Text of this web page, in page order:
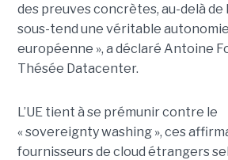
des preuves concrètes, au-delà de
sous-tend une véritable
européenne », a déclaré Antoine
Thésée Datacenter.
L’UE tient à se prémunir contre le
« sovereignty washing », ces
fournisseurs de cloud étrangers